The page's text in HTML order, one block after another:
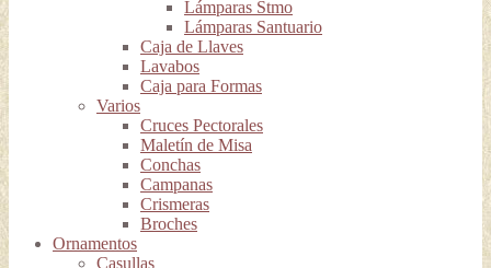
Lámparas Stmo
Lámparas Santuario
Caja de Llaves
Lavabos
Caja para Formas
Varios
Cruces Pectorales
Maletín de Misa
Conchas
Campanas
Crismeras
Broches
Ornamentos
Casullas